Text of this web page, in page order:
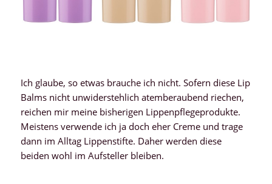
Ich glaube, so etwas brauche ich nicht. Sofern diese Lip
Balms nicht unwiderstehlich atemberaubend riechen,
reichen mir meine bisherigen Lippenpflegeprodukte.
Meistens verwende ich ja doch eher Creme und trage
dann im Alltag Lippenstifte. Daher werden diese
beiden wohl im Aufsteller bleiben.